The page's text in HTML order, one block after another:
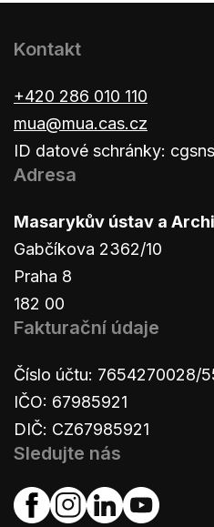
Kontakt
+420 286 010 110
mua@mua.cas.cz
ID datové schránky:
Adresa
Masarykův ústav a
Gabčíkova 2362/10
Praha 8
182 00
Fakturační údaje
Číslo účtu: 7654270028/
IČO: 67985921
DIČ: CZ67985921
Sledujte nás